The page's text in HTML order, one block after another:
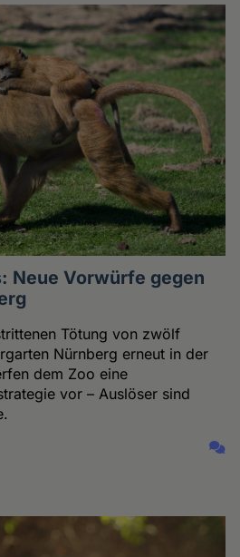
Neue Vorwürfe gegen
Tötung von zwölf
Nürnberg erneut in der
dem Zoo eine
vor – Auslöser sind